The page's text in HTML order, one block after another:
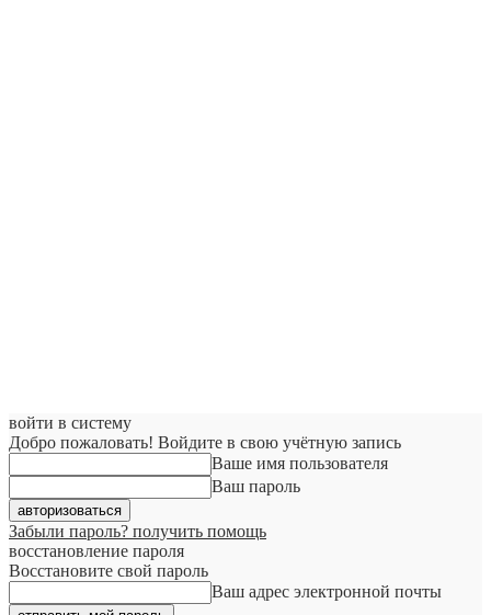
войти в систему
Добро пожаловать! Войдите в свою учётную запись
Ваше имя пользователя
Ваш пароль
Забыли пароль? получить помощь
восстановление пароля
Восстановите свой пароль
Ваш адрес электронной почты